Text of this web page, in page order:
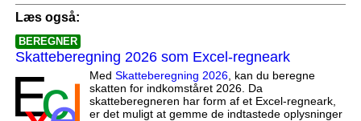
Læs også:
BEREGNER
Skatteberegning 2026 som Excel-regneark
Med Skatteberegning 2026, kan du beregne
skatten for indkomståret 2026. Da
skatteberegneren har form af et Excel-regneark,
er det muligt at gemme de indtastede oplysninger